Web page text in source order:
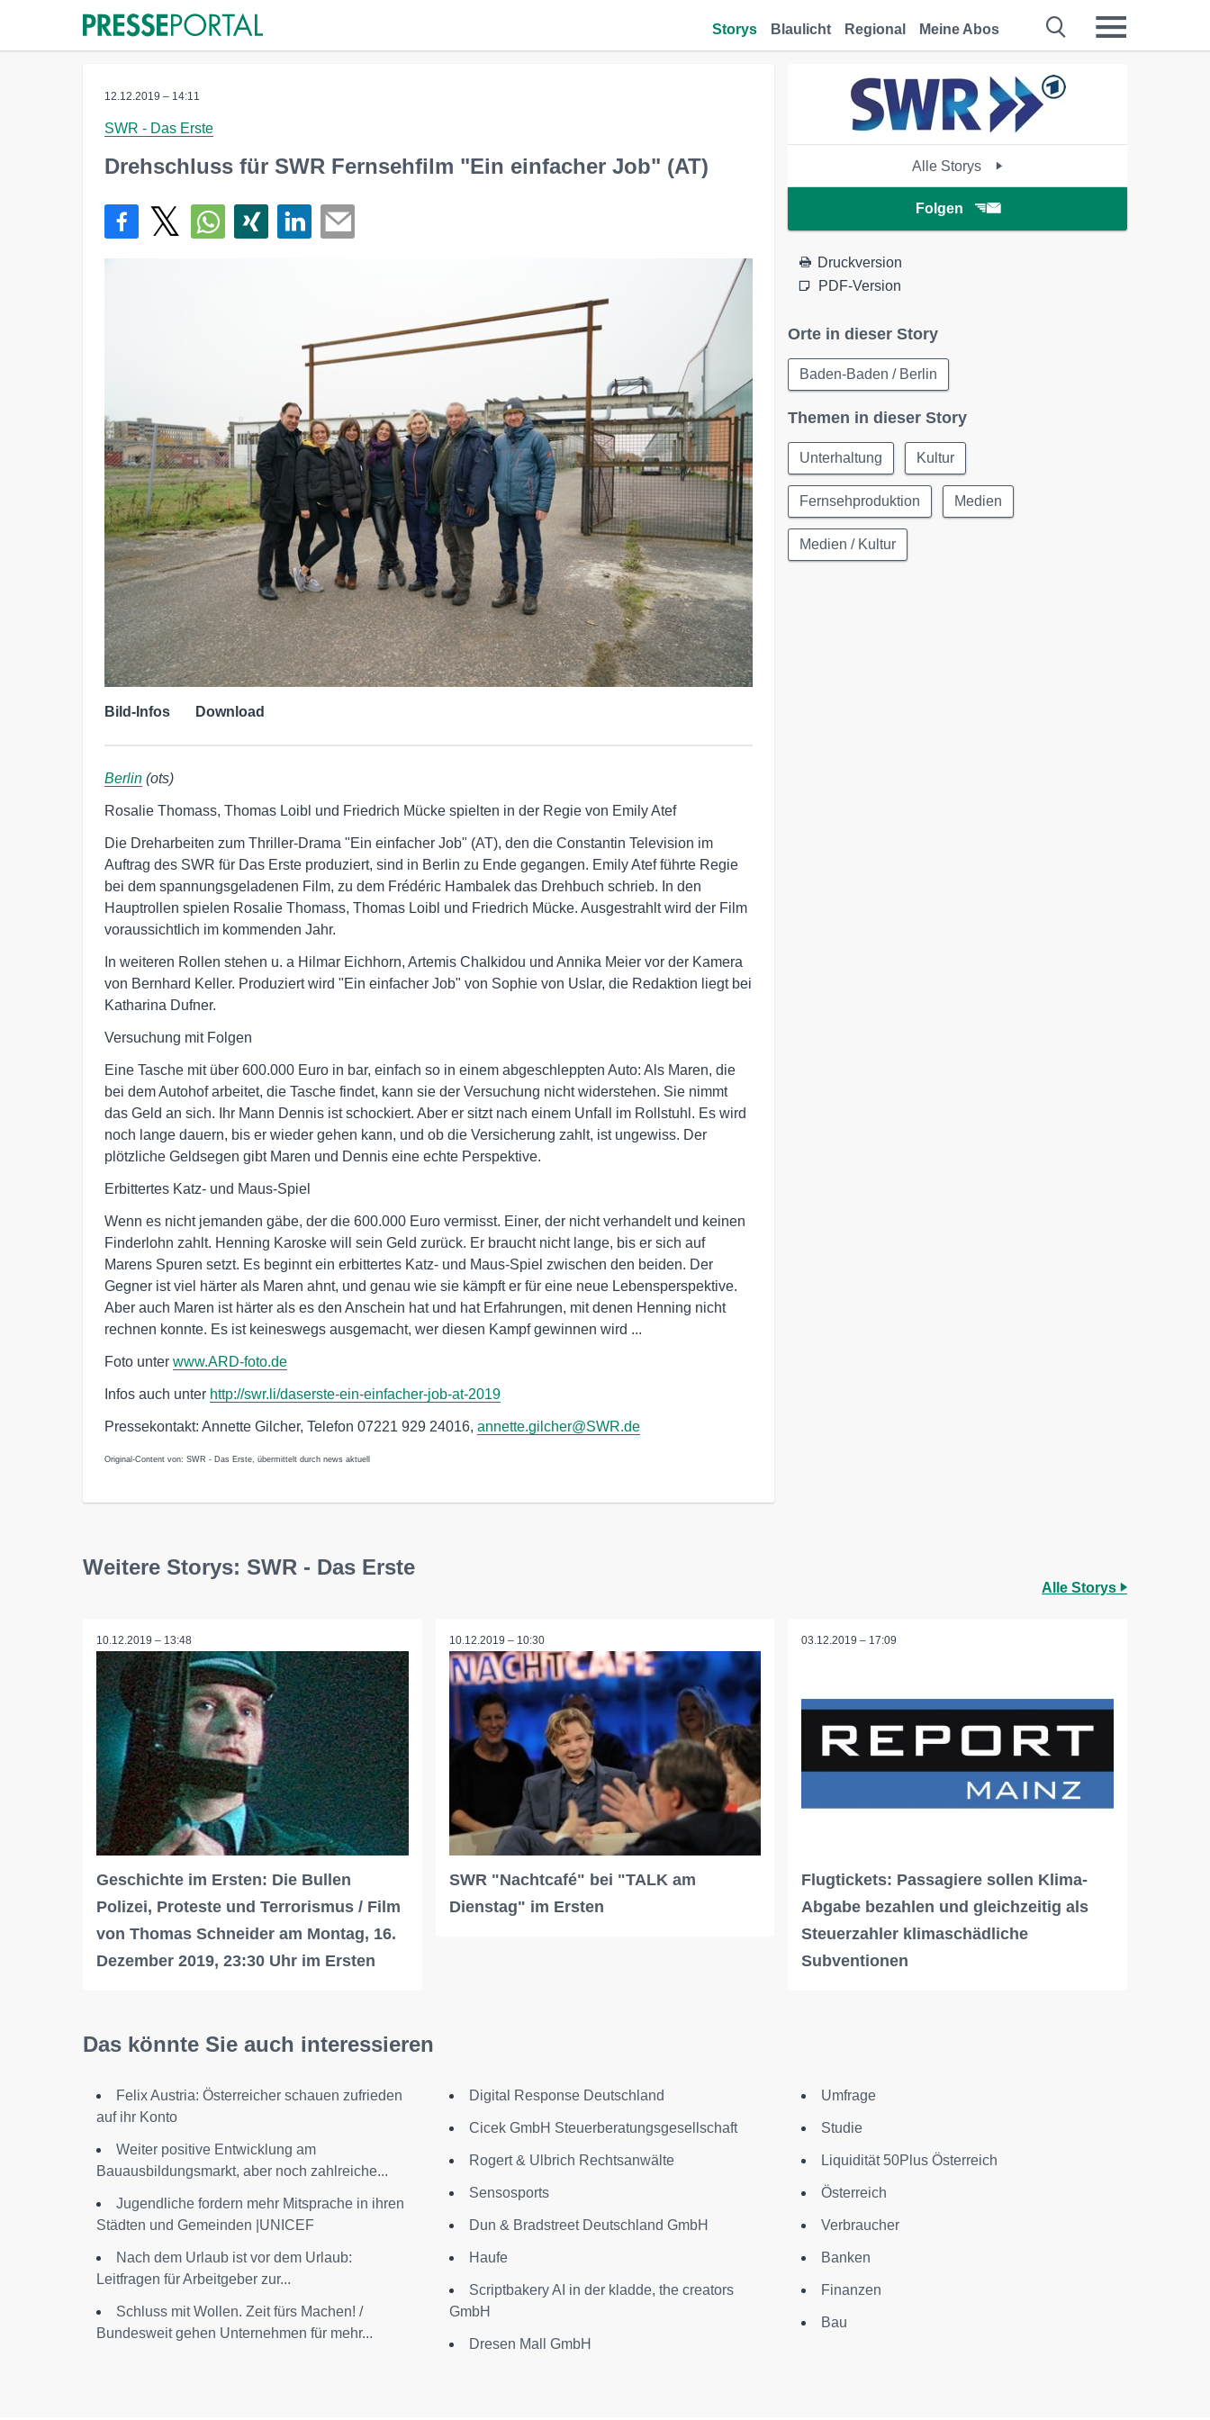
Storys Blaulicht Regional Meine Abos
12.12.2019 – 14:11
SWR - Das Erste
Drehschluss für SWR Fernsehfilm "Ein einfacher Job" (AT)
Bild-Infos Download
Berlin (ots)
Rosalie Thomass, Thomas Loibl und Friedrich Mücke spielten in der Regie von Emily Atef
Die Dreharbeiten zum Thriller-Drama "Ein einfacher Job" (AT), den die Constantin Television im
Auftrag des SWR für Das Erste produziert, sind in Berlin zu Ende gegangen. Emily Atef führte Regie
bei dem spannungsgeladenen Film, zu dem Frédéric Hambalek das Drehbuch schrieb. In den
Hauptrollen spielen Rosalie Thomass, Thomas Loibl und Friedrich Mücke. Ausgestrahlt wird der Film
voraussichtlich im kommenden Jahr.
In weiteren Rollen stehen u. a Hilmar Eichhorn, Artemis Chalkidou und Annika Meier vor der Kamera
von Bernhard Keller. Produziert wird "Ein einfacher Job" von Sophie von Uslar, die Redaktion liegt bei
Katharina Dufner.
Versuchung mit Folgen
Eine Tasche mit über 600.000 Euro in bar, einfach so in einem abgeschleppten Auto: Als Maren, die
bei dem Autohof arbeitet, die Tasche findet, kann sie der Versuchung nicht widerstehen. Sie nimmt
das Geld an sich. Ihr Mann Dennis ist schockiert. Aber er sitzt nach einem Unfall im Rollstuhl. Es wird
noch lange dauern, bis er wieder gehen kann, und ob die Versicherung zahlt, ist ungewiss. Der
plötzliche Geldsegen gibt Maren und Dennis eine echte Perspektive.
Erbittertes Katz- und Maus-Spiel
Wenn es nicht jemanden gäbe, der die 600.000 Euro vermisst. Einer, der nicht verhandelt und keinen
Finderlohn zahlt. Henning Karoske will sein Geld zurück. Er braucht nicht lange, bis er sich auf
Marens Spuren setzt. Es beginnt ein erbittertes Katz- und Maus-Spiel zwischen den beiden. Der
Gegner ist viel härter als Maren ahnt, und genau wie sie kämpft er für eine neue Lebensperspektive.
Aber auch Maren ist härter als es den Anschein hat und hat Erfahrungen, mit denen Henning nicht
rechnen konnte. Es ist keineswegs ausgemacht, wer diesen Kampf gewinnen wird ...
Foto unter www.ARD-foto.de
Infos auch unter http://swr.li/daserste-ein-einfacher-job-at-2019
Pressekontakt: Annette Gilcher, Telefon 07221 929 24016, annette.gilcher@SWR.de
Original-Content von: SWR - Das Erste, übermittelt durch news aktuell
Alle Storys
Folgen
Druckversion
PDF-Version
Orte in dieser Story
Baden-Baden / Berlin
Themen in dieser Story
Unterhaltung Kultur
Fernsehproduktion Medien
Medien / Kultur
Weitere Storys: SWR - Das Erste
Alle Storys
10.12.2019 – 13:48
Geschichte im Ersten: Die Bullen
Polizei, Proteste und Terrorismus / Film
von Thomas Schneider am Montag, 16.
Dezember 2019, 23:30 Uhr im Ersten
10.12.2019 – 10:30
SWR "Nachtcafé" bei "TALK am
Dienstag" im Ersten
03.12.2019 – 17:09
Flugtickets: Passagiere sollen Klima-
Abgabe bezahlen und gleichzeitig als
Steuerzahler klimaschädliche
Subventionen
Das könnte Sie auch interessieren
Felix Austria: Österreicher schauen zufrieden
auf ihr Konto
Weiter positive Entwicklung am
Bauausbildungsmarkt, aber noch zahlreiche...
Jugendliche fordern mehr Mitsprache in ihren
Städten und Gemeinden |UNICEF
Nach dem Urlaub ist vor dem Urlaub:
Leitfragen für Arbeitgeber zur...
Schluss mit Wollen. Zeit fürs Machen! /
Bundesweit gehen Unternehmen für mehr...
Digital Response Deutschland
Cicek GmbH Steuerberatungsgesellschaft
Rogert & Ulbrich Rechtsanwälte
Sensosports
Dun & Bradstreet Deutschland GmbH
Haufe
Scriptbakery AI in der kladde, the creators
GmbH
Dresen Mall GmbH
Umfrage
Studie
Liquidität 50Plus Österreich
Österreich
Verbraucher
Banken
Finanzen
Bau